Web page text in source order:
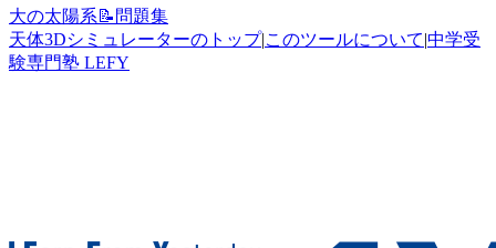
大の太陽系 📝 問題集
天体3Dシミュレーターのトップ|このツールについて|中学受
験専門塾 LEFY